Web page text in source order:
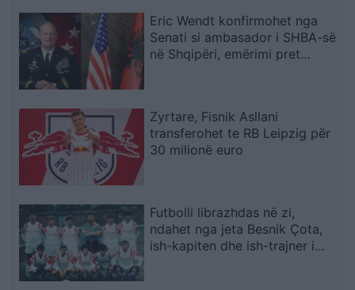
Eric Wendt konfirmohet nga
Senati si ambasador i SHBA-së
në Shqipëri, emërimi pret
Zyrtare, Fisnik Asllani
transferohet te RB Leipzig për
30 milionë euro
Futbolli librazhdas në zi,
ndahet nga jeta Besnik Çota,
ish-kapiten dhe ish-trajner i